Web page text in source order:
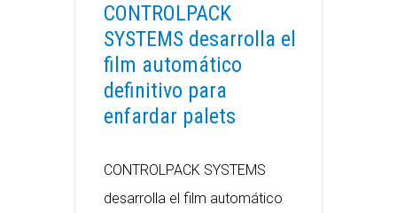
CONTROLPACK
SYSTEMS desarrolla el
film automático
definitivo para
enfardar palets
CONTROLPACK SYSTEMS
desarrolla el film automático